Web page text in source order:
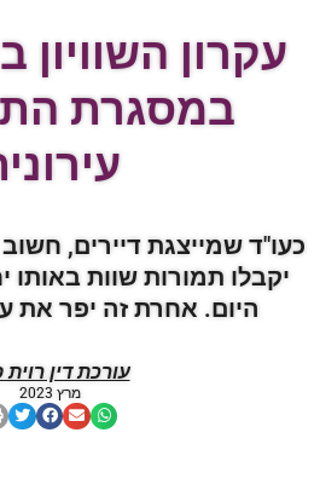
עקרון השוויון
במסגרת
כעו"ד שמייצגת דיירים,
יקבלו תמורות שוות
היום. אחרת זה יפר את
עורכת דין רוית
מרץ 2023